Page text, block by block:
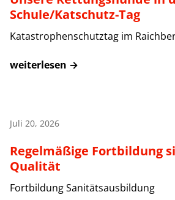
Schule/Katschutz-Tag
Katastrophenschutztag im
weiterlesen →
Juli 20, 2026
Regelmäßige Fortbildung
Qualität
Fortbildung Sanitätsausbildung